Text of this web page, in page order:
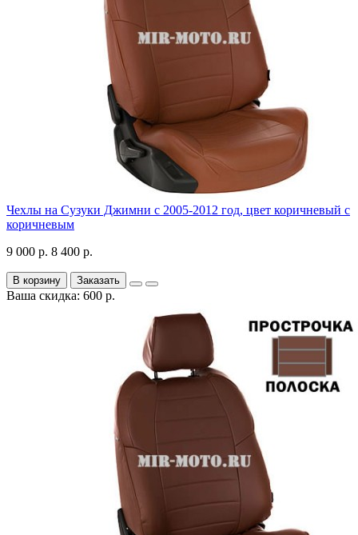
Чехлы на Сузуки Джимни с 2005-2012 год, цвет коричневый с
коричневым
9 000 р. 8 400 р.
В корзину Заказать
Ваша скидка: 600 р.